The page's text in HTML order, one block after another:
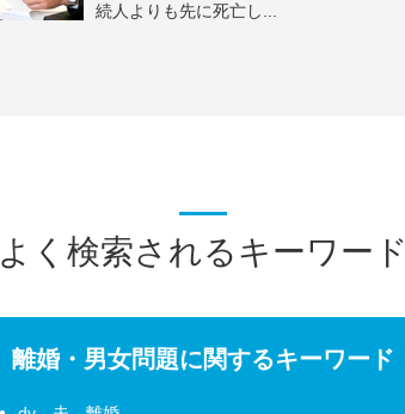
続人よりも先に死亡し...
よく検索されるキーワード
離婚・男女問題に関するキーワード